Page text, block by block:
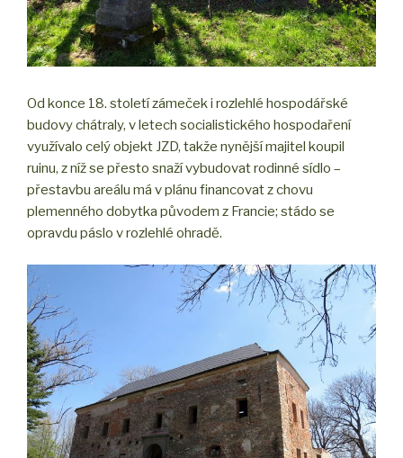
Od konce 18. století zámeček i rozlehlé hospodářské
budovy chátraly, v letech socialistického hospodaření
využívalo celý objekt JZD, takže nynější majitel koupil
ruinu, z níž se přesto snaží vybudovat rodinné sídlo –
přestavbu areálu má v plánu financovat z chovu
plemenného dobytka původem z Francie; stádo se
opravdu páslo v rozlehlé ohradě.